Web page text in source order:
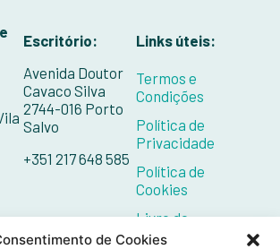
de Cookies
Escritório:
Avenida Doutor
Cavaco Silva
2744-016 Porto
Salvo
+351 217 648 585
Links úteis:
Termos e
Condições
Política de
Privacidade
Política de
Cookies
Livro de
Reclamações